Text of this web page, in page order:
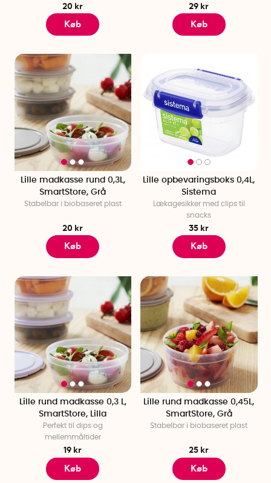
20 kr
Køb
29 kr
Køb
Lille madkasse rund 0,3L,
SmartStore, Grå
Stabelbar i biobaseret plast
20 kr
Køb
Lille opbevaringsboks 0,4L,
Sistema
Lækagesikker med clips til
snacks
35 kr
Køb
Lille rund madkasse 0,3 L,
SmartStore, Lilla
Perfekt til dips og
mellemmåltider
19 kr
Køb
Lille rund madkasse 0,45L,
SmartStore, Grå
Stabelbar i biobaseret plast
25 kr
Køb